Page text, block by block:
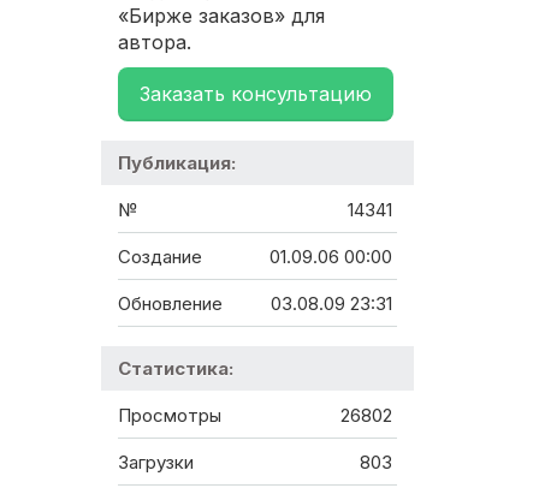
«Бирже заказов» для
автора.
Заказать консультацию
Публикация:
№ 14341
Создание 01.09.06 00:00
Обновление 03.08.09 23:31
Статистика:
Просмотры 26802
Загрузки 803